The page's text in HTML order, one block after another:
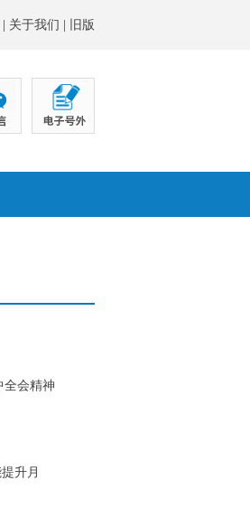
关于我们 旧版
全会精神
升月